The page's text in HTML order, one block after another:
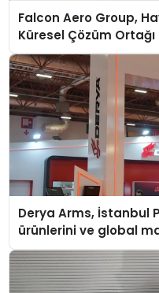
Falcon Aero Group,
Küresel Çözüm
Derya Arms, İstanbul
ürünlerini ve global